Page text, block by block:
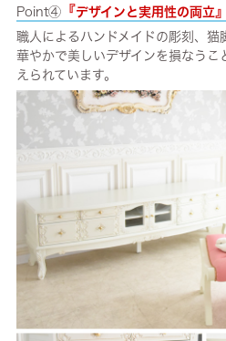
Point④『デザインと実用性の両立 』
職人によるハンドメイドの彫刻、猫
華やかで美しいデザインを損なうこ
えられています。